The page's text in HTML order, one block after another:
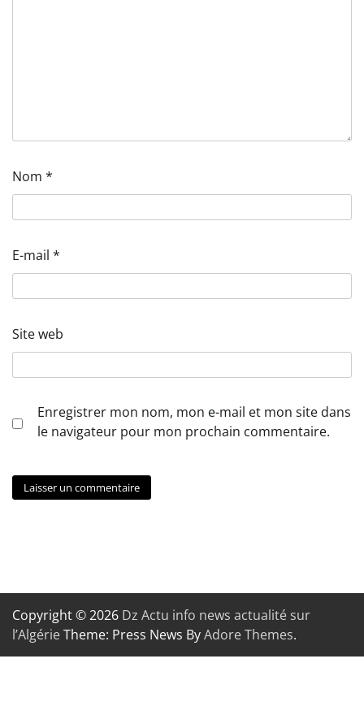
Nom *
E-mail *
Site web
Enregistrer mon nom, mon e-mail et mon site dans
le navigateur pour mon prochain commentaire.
Copyright © 2026 Dz Actu info news actualité sur
l’AlgérieTheme: Press News ByAdore Themes.